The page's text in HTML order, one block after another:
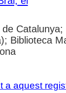
de
Biblioteca
a aquest